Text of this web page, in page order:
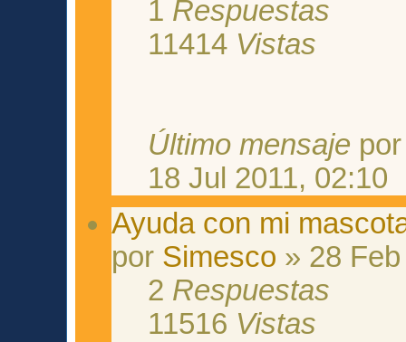
1 Respuestas
11414 Vistas
Último mensaje
18 Jul 2011, 02:10
Ayuda con mi
por Simesco » 28
2 Respuestas
11516 Vistas